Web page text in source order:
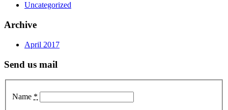
Uncategorized
Archive
April 2017
Send us mail
Name *